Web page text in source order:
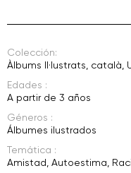
Colección:
Àlbums Il·lustrats, català,
Edades :
A partir de 3 años
Géneros :
Álbumes ilustrados
Temática :
Amistad, Autoestima,